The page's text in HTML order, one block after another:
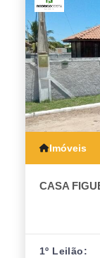
Imóveis
CASA
1º Leilão: